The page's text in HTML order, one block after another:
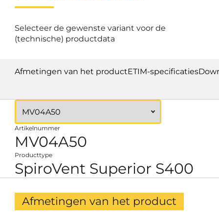
Selecteer de gewenste variant voor de
(technische) productdata
Afmetingen van het productETIM-specificaties
Artikelnummer
MV04A50
Producttype
SpiroVent Superior S400
Afmetingen van het product